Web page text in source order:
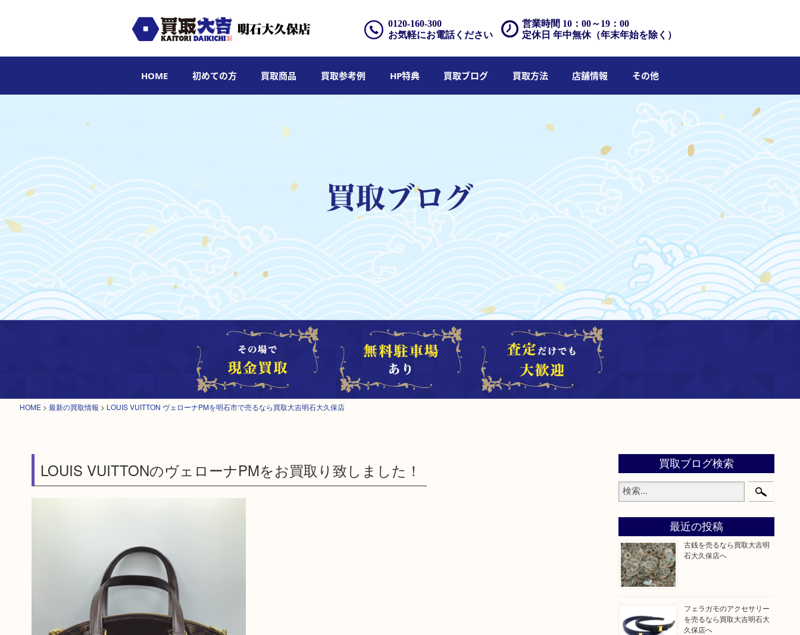
営業時間 10：00～19：00
定休日 年中無休（年末年始を除く）
0120-160-300
お気軽にお電話ください
HOME 初めての方 買取商品 買取参考例 HP特典 買取ブログ 買取方法 店舗情報 その他
HOME > 最新の買取情報 > LOUIS VUITTON ヴェローナPMを明石市で売るなら買取大吉明石大久保店
LOUIS VUITTONのヴェローナPMをお買取り致しました！ 買取ブログ検索
最近の投稿
古銭を売るなら買取大吉明
石大久保店へ
フェラガモのアクセサリー
を売るなら買取大吉明石大
久保店へ